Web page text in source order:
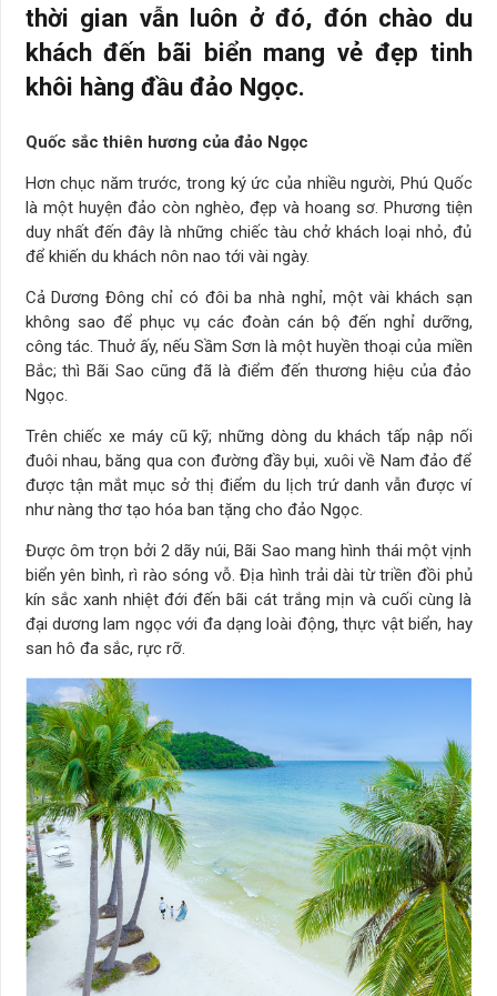
thời gian vẫn luôn ở đó, đón chào du
khách đến bãi biển mang vẻ đẹp tinh
khôi hàng đầu đảo Ngọc.
Quốc sắc thiên hương của đảo Ngọc
Hơn chục năm trước, trong ký ức của nhiều người, Phú Quốc
là một huyện đảo còn nghèo, đẹp và hoang sơ. Phương tiện
duy nhất đến đây là những chiếc tàu chở khách loại nhỏ, đủ
để khiến du khách nôn nao tới vài ngày.
Cả Dương Đông chỉ có đôi ba nhà nghỉ, một vài khách sạn
không sao để phục vụ các đoàn cán bộ đến nghỉ dưỡng,
công tác. Thuở ấy, nếu Sầm Sơn là một huyền thoại của miền
Bắc; thì Bãi Sao cũng đã là điểm đến thương hiệu của đảo
Ngọc.
Trên chiếc xe máy cũ kỹ; những dòng du khách tấp nập nối
đuôi nhau, băng qua con đường đầy bụi, xuôi về Nam đảo để
được tận mắt mục sở thị điểm du lịch trứ danh vẫn được ví
như nàng thơ tạo hóa ban tặng cho đảo Ngọc.
Được ôm trọn bởi 2 dãy núi, Bãi Sao mang hình thái một vịnh
biển yên bình, rì rào sóng vỗ. Địa hình trải dài từ triền đồi phủ
kín sắc xanh nhiệt đới đến bãi cát trắng mịn và cuối cùng là
đại dương lam ngọc với đa dạng loài động, thực vật biển, hay
san hô đa sắc, rực rỡ.